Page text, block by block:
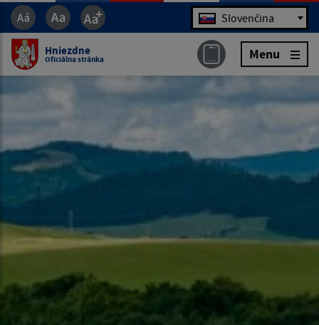
Jazyk Slovenčina
Hniezdne
Oficiálna stránka Menu